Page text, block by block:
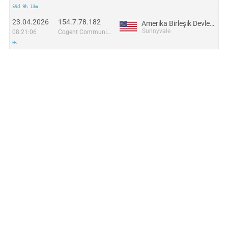
59d 9h 13m
23.04.2026
08:21:06
0s
154.7.78.182
Cogent Communications
Amerika Birleşik Devletleri
Sunnyvale